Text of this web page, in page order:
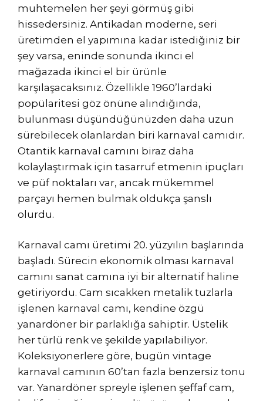
muhtemelen her şeyi görmüş gibi
hissedersiniz. Antikadan moderne, seri
üretimden el yapımına kadar istediğiniz bir
şey varsa, eninde sonunda ikinci el
mağazada ikinci el bir ürünle
karşılaşacaksınız. Özellikle 1960’lardaki
popülaritesi göz önüne alındığında,
bulunması düşündüğünüzden daha uzun
sürebilecek olanlardan biri karnaval camıdır.
Otantik karnaval camını biraz daha
kolaylaştırmak için tasarruf etmenin ipuçları
ve püf noktaları var, ancak mükemmel
parçayı hemen bulmak oldukça şanslı
olurdu.
Karnaval camı üretimi 20. yüzyılın başlarında
başladı. Sürecin ekonomik olması karnaval
camını sanat camına iyi bir alternatif haline
getiriyordu. Cam sıcakken metalik tuzlarla
işlenen karnaval camı, kendine özgü
yanardöner bir parlaklığa sahiptir. Üstelik
her türlü renk ve şekilde yapılabiliyor.
Koleksiyonerlere göre, bugün vintage
karnaval camının 60’tan fazla benzersiz tonu
var. Yanardöner spreyle işlenen şeffaf cam,